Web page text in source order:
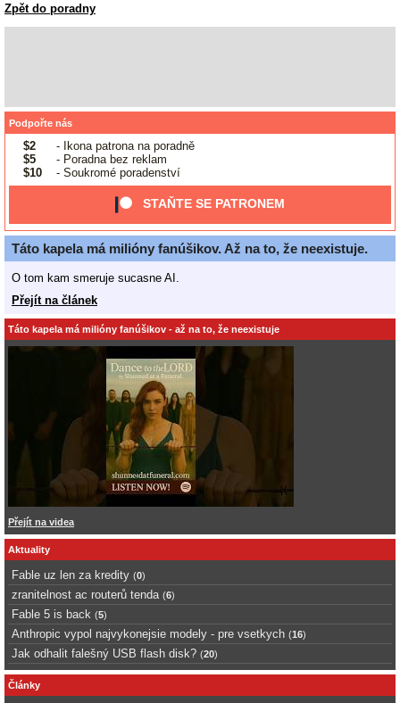
Zpět do poradny
Podpořte nás
$2
- Ikona patrona na poradně
$5
- Poradna bez reklam
$10
- Soukromé poradenství
STAŇTE SE PATRONEM
Táto kapela má milióny fanúšikov. Až na to, že neexistuje.
O tom kam smeruje sucasne AI.
Přejít na článek
Táto kapela má milióny fanúšikov - až na to, že neexistuje
Přejít na videa
Aktuality
Fable uz len za kredity (0)
zranitelnost ac routerů tenda (6)
Fable 5 is back (5)
Anthropic vypol najvykonejsie modely - pre vsetkych (16)
Jak odhalit falešný USB flash disk? (20)
Články